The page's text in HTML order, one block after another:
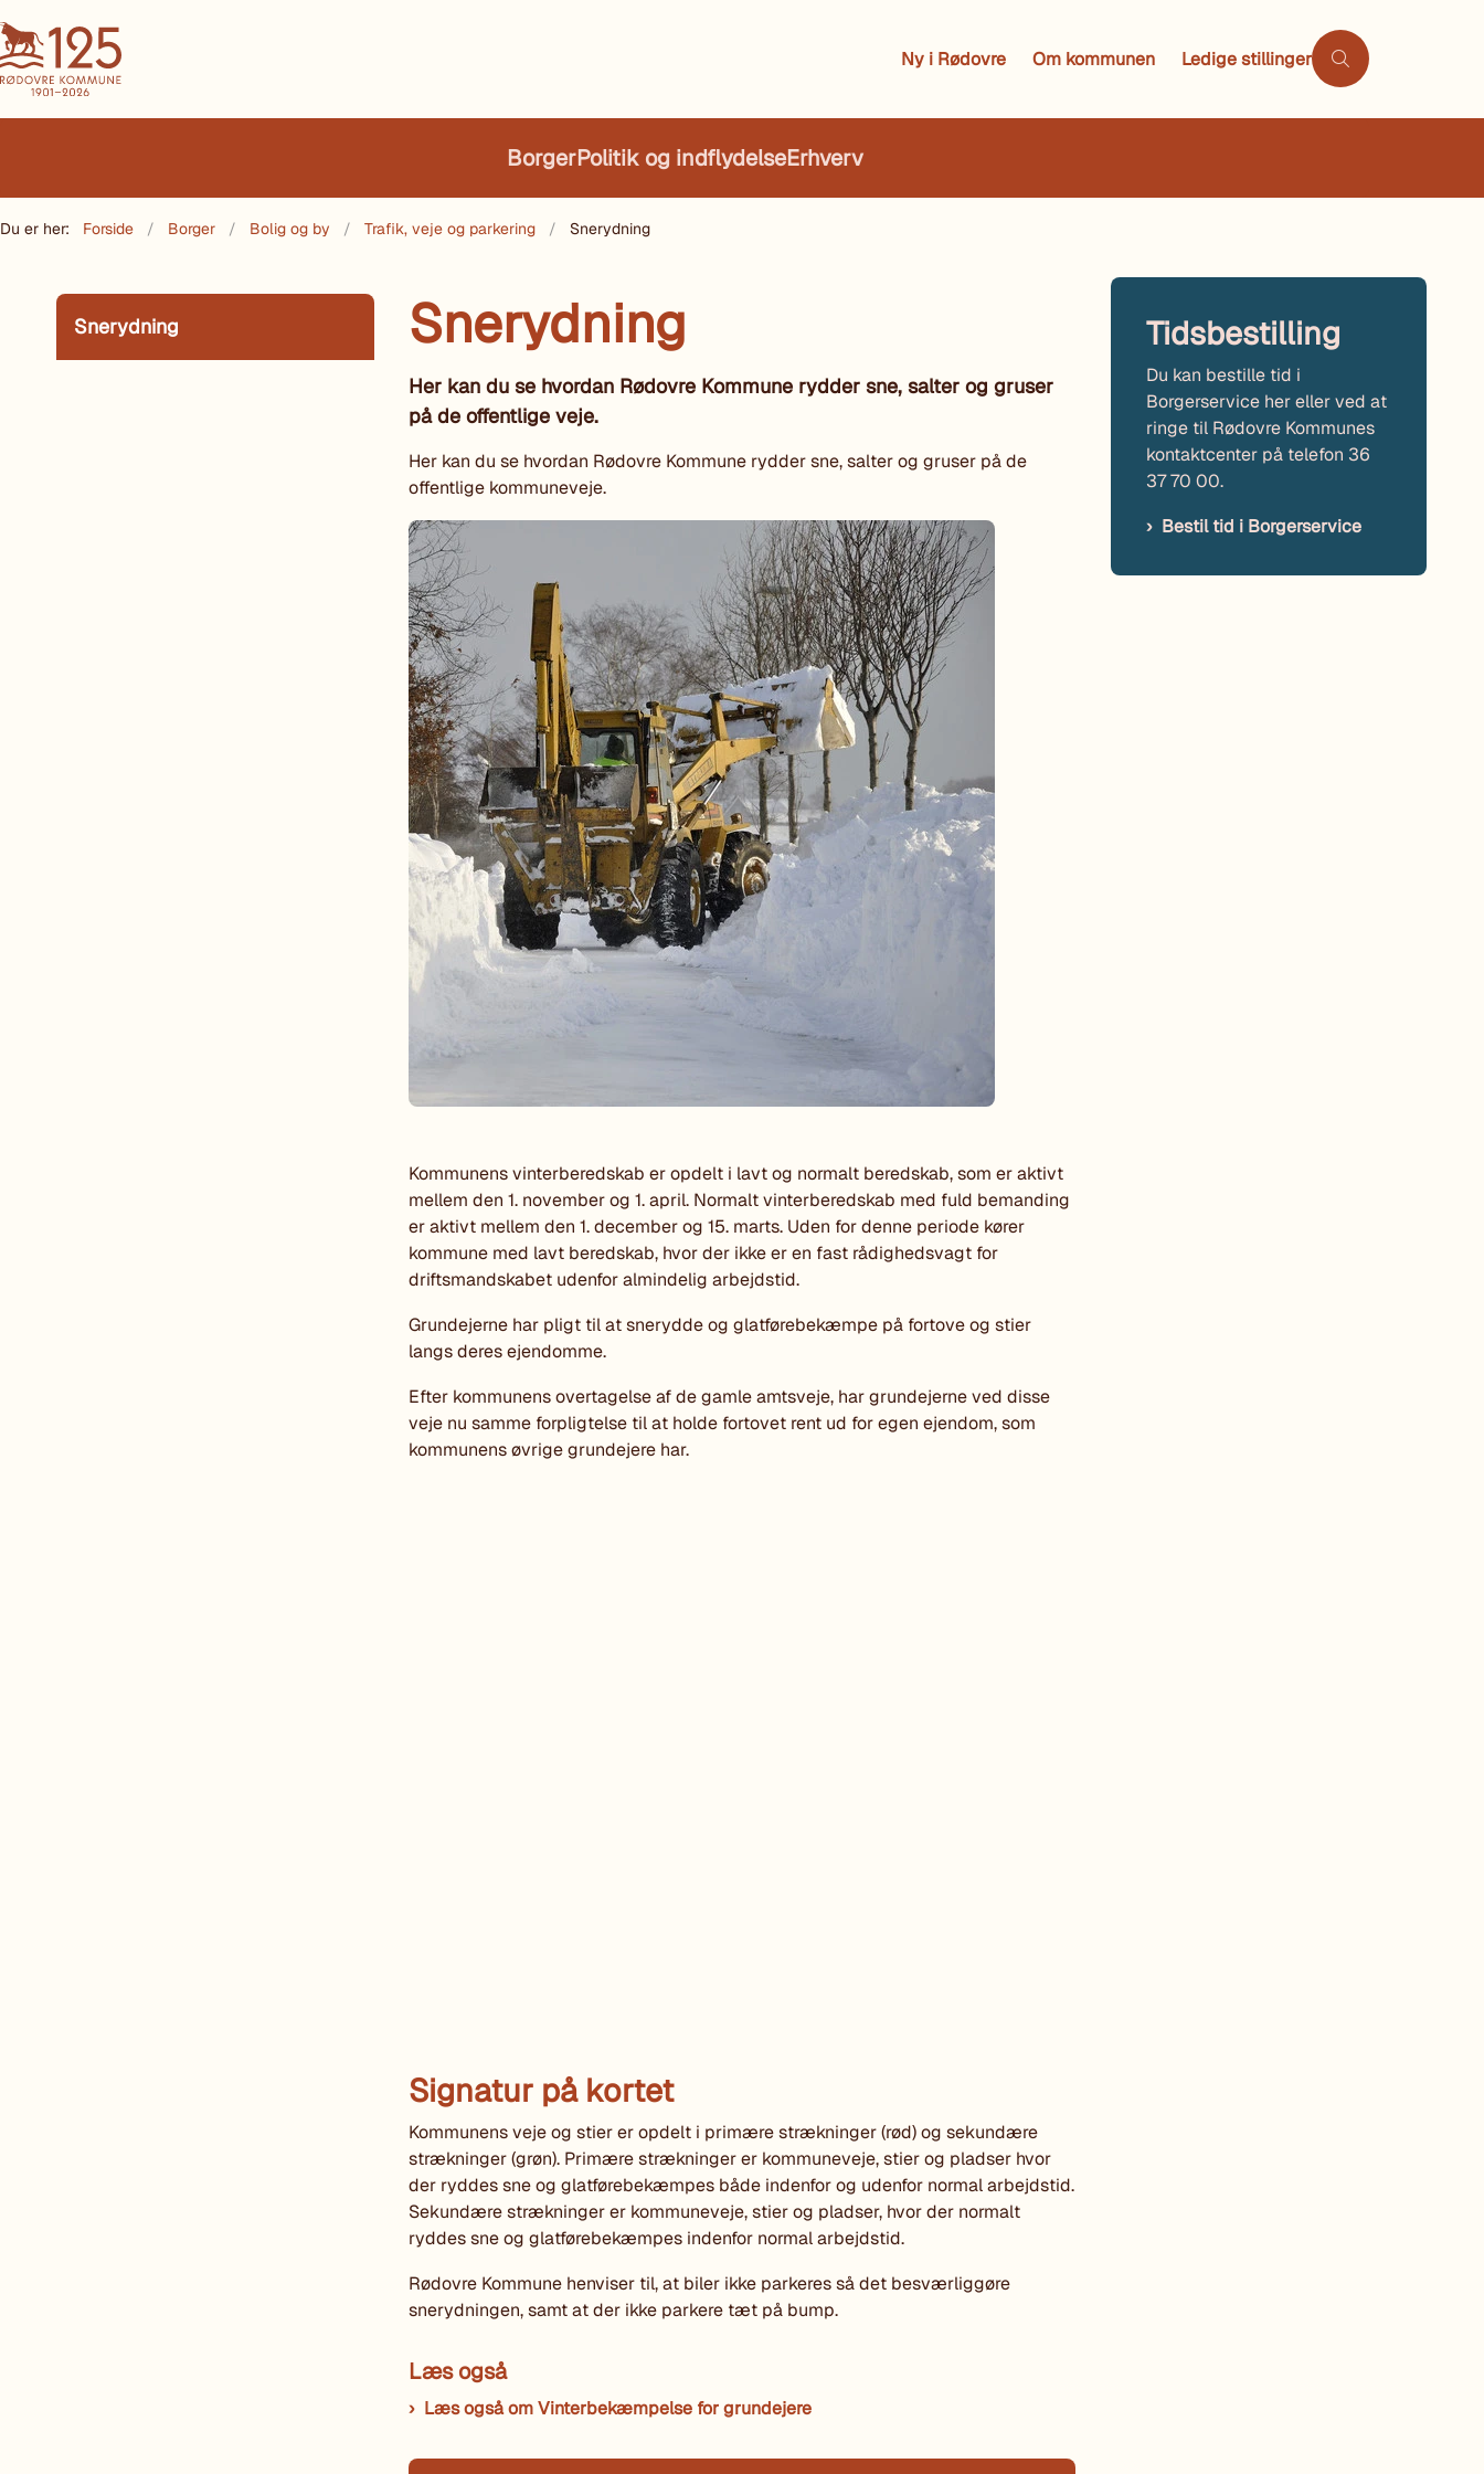
Ny i Rødovre Om kommunen Ledige stillinger
BorgerPolitik og indflydelseErhverv
Du er her: Forside Borger Bolig og by Trafik, veje og parkering Snerydning
Snerydning Snerydning
Her kan du se hvordan Rødovre Kommune rydder sne, salter og gruser
på de offentlige veje.
Her kan du se hvordan Rødovre Kommune rydder sne, salter og gruser på de
offentlige kommuneveje.
Kommunens vinterberedskab er opdelt i lavt og normalt beredskab, som er aktivt
mellem den 1. november og 1. april. Normalt vinterberedskab med fuld bemanding
er aktivt mellem den 1. december og 15. marts. Uden for denne periode kører
kommune med lavt beredskab, hvor der ikke er en fast rådighedsvagt for
driftsmandskabet udenfor almindelig arbejdstid.
Grundejerne har pligt til at snerydde og glatførebekæmpe på fortove og stier
langs deres ejendomme.
Efter kommunens overtagelse af de gamle amtsveje, har grundejerne ved disse
veje nu samme forpligtelse til at holde fortovet rent ud for egen ejendom, som
kommunens øvrige grundejere har.
Signatur på kortet
Kommunens veje og stier er opdelt i primære strækninger (rød) og sekundære
strækninger (grøn). Primære strækninger er kommuneveje, stier og pladser hvor
der ryddes sne og glatførebekæmpes både indenfor og udenfor normal arbejdstid.
Sekundære strækninger er kommuneveje, stier og pladser, hvor der normalt
ryddes sne og glatførebekæmpes indenfor normal arbejdstid.
Rødovre Kommune henviser til, at biler ikke parkeres så det besværliggøre
snerydningen, samt at der ikke parkere tæt på bump.
Læs også
Læs også om Vinterbekæmpelse for grundejere
Tidsbestilling
Du kan bestille tid i
Borgerservice her eller ved at
ringe til Rødovre Kommunes
kontaktcenter på telefon 36
37 70 00.
Bestil tid i Borgerservice